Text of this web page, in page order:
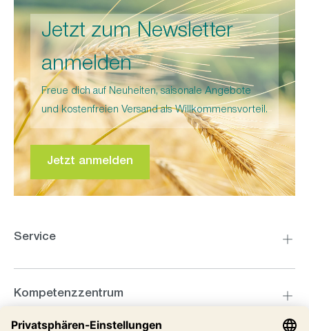
Jetzt zum Newsletter
anmelden
Freue dich auf Neuheiten, saisonale Angebote
und kostenfreien Versand als Willkommensvorteil.
Jetzt anmelden
Service
Kompetenzzentrum